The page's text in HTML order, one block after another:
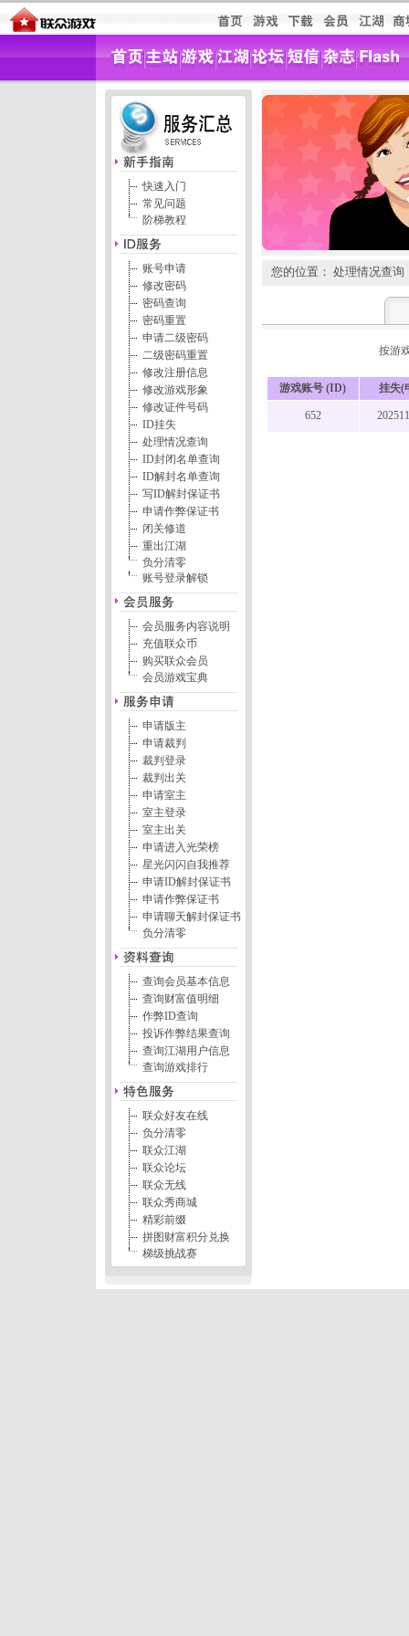
快速入门
常见问题
阶梯教程
账号申请
修改密码
密码查询
密码重置
申请二级密码
二级密码重置
修改注册信息
修改游戏形象
修改证件号码
ID挂失
处理情况查询
ID封闭名单查询
ID解封名单查询
写ID解封保证书
申请作弊保证书
闭关修道
重出江湖
负分清零
账号登录解锁
会员服务内容说明
充值联众币
购买联众会员
会员游戏宝典
申请版主
申请裁判
裁判登录
裁判出关
申请室主
室主登录
室主出关
申请进入光荣榜
星光闪闪自我推荐
申请ID解封保证书
申请作弊保证书
申请聊天解封保证书
负分清零
查询会员基本信息
查询财富值明细
作弊ID查询
投诉作弊结果查询
查询江湖用户信息
查询游戏排行
联众好友在线
负分清零
联众江湖
联众论坛
联众无线
联众秀商城
精彩前缀
拼图财富积分兑换
梯级挑战赛
您的位置： 处理情况查询
按游
游戏账号 (ID) 挂失(
652